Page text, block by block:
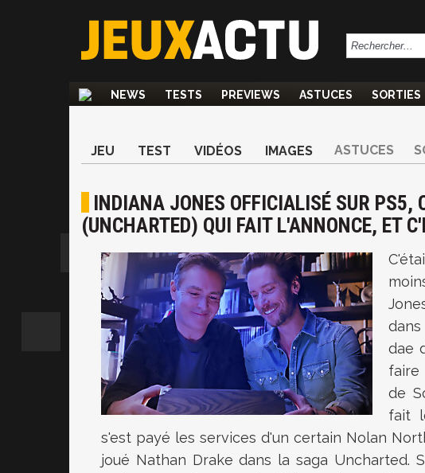
NEWS TESTS PREVIEWS ASTUCES SORTIES
JEU TEST VIDÉOS IMAGES ASTUCES
INDIANA JONES OFFICIALISÉ SUR PS5,
(UNCHARTED) QUI FAIT L'ANNONCE, ET
dae
faire
de
fait
s'est payé les services d'un certain Nolan
joué Nathan Drake dans la saga Uncharted.